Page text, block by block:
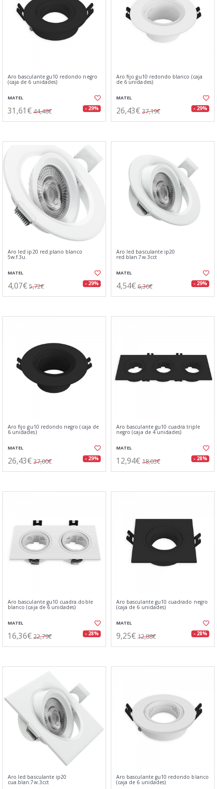
Aro basculante gu10 redondo negro
(caja de 6 unidades)
MATEL
31,61€ 44,48€ - 29%
Aro fijo gu10 redondo blanco (caja
de 6 unidades)
MATEL
26,43€ 37,19€ - 29%
Aro led ip20 red.plano blanco
5w.f.3u.
MATEL
4,07€ 5,72€ - 29%
Aro led basculante ip20
red.blan.7w.3cct
MATEL
4,54€ 6,36€ - 29%
Aro fijo gu10 redondo negro (caja de
6 unidades)
MATEL
26,43€ 37,00€ - 29%
Aro basculante gu10 cuadra.triple
negro (caja de 4 unidades)
MATEL
12,94€ 18,03€ - 28%
Aro basculante gu10 cuadra.doble
blanco (caja de 6 unidades)
MATEL
16,36€ 22,79€ - 28%
Aro basculante gu10 cuadrado negro
(caja de 6 unidades)
MATEL
9,25€ 12,88€ - 28%
Aro led basculante ip20
cua.blan.7w.3cct
Aro basculante gu10 redondo blanco
(caja de 6 unidades)